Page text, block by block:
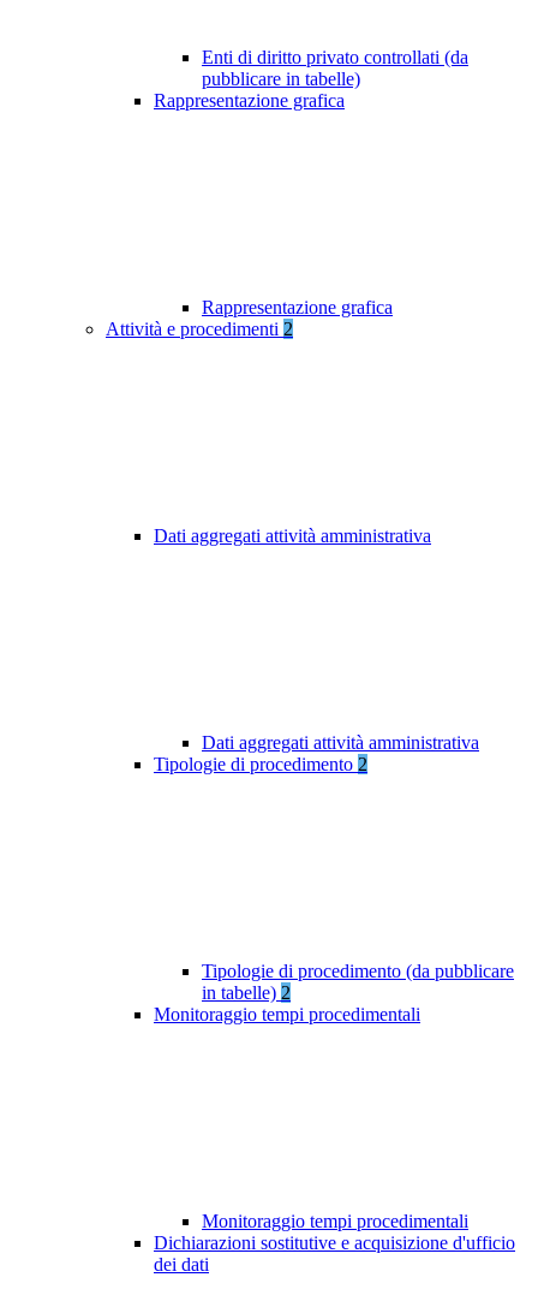
Enti di diritto privato controllati (da
pubblicare in tabelle)
Rappresentazione grafica
Rappresentazione grafica
Attività e procedimenti 2
Dati aggregati attività amministrativa
Dati aggregati attività amministrativa
Tipologie di procedimento 2
Tipologie di procedimento (da pubblicare
in tabelle) 2
Monitoraggio tempi procedimentali
Monitoraggio tempi procedimentali
Dichiarazioni sostitutive e acquisizione d'ufficio
dei dati